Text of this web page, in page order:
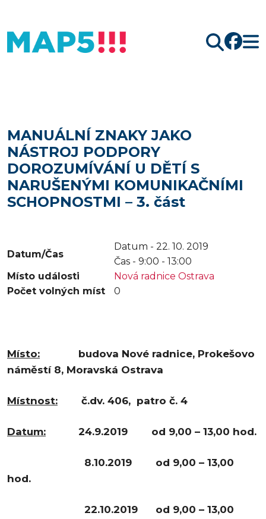
MANUÁLNÍ ZNAKY JAKO
NÁSTROJ PODPORY
DOROZUMÍVÁNÍ U DĚTÍ S
NARUŠENÝMI KOMUNIKAČNÍMI
SCHOPNOSTMI – 3. část
Datum/Čas
Datum - 22. 10. 2019
Čas - 9:00 - 13:00
Místo události
Nová radnice Ostrava
Počet volných míst
0
Místo: budova Nové radnice, Prokešovo
náměstí 8, Moravská Ostrava
Místnost: č.dv. 406, patro č. 4
Datum: 24.9.2019 od 9,00 – 13,00 hod.
8.10.2019 od 9,00 – 13,00
hod.
22.10.2019 od 9,00 – 13,00